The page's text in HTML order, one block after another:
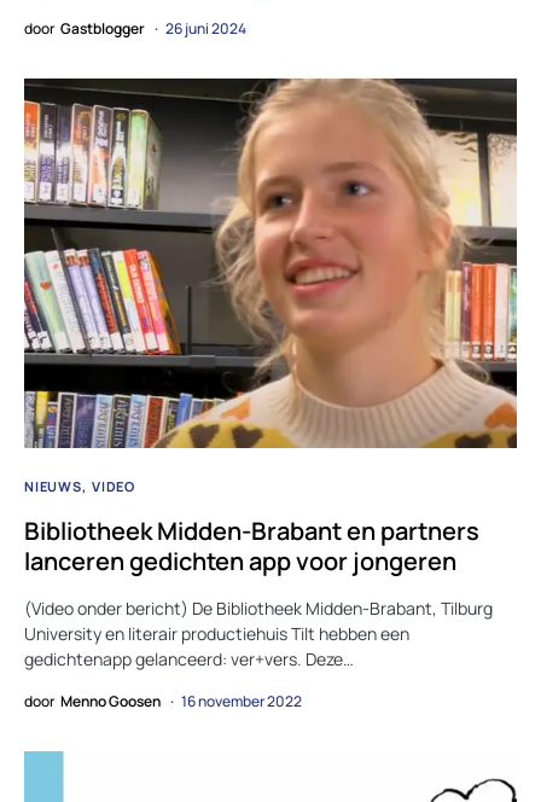
door Gastblogger 26 juni 2024
NIEUWS VIDEO
Bibliotheek Midden-Brabant en partners
lanceren gedichten app voor jongeren
(Video onder bericht) De Bibliotheek Midden-Brabant, Tilburg
University en literair productiehuis Tilt hebben een
gedichtenapp gelanceerd: ver+vers. Deze…
door Menno Goosen 16 november 2022